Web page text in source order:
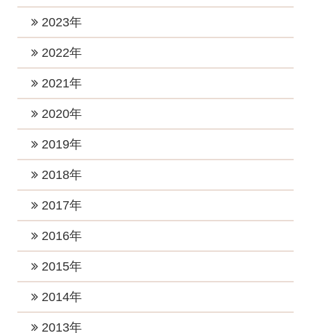
2026年5月 (1)
2026年4月 (1)
2026年3月 (1)
2026年2月 (1)
2025年9月 (1)
2025年8月 (1)
2025年6月 (2)
2025年5月 (1)
2025年2月 (2)
2025年1月 (2)
2024年12月 (2)
2024年10月 (1)
2024年9月 (2)
2024年8月 (1)
2024年6月 (3)
2024年4月 (2)
2024年3月 (2)
2024年2月 (1)
2023年
2023年12月 (1)
2023年8月 (2)
2023年7月 (2)
2023年5月 (1)
2023年4月 (2)
2023年2月 (2)
2023年1月 (5)
2022年
2022年12月 (1)
2022年10月 (1)
2022年8月 (1)
2022年7月 (4)
2022年6月 (1)
2022年4月 (1)
2022年3月 (1)
2022年2月 (2)
2022年1月 (2)
2021年
2021年11月 (4)
2021年8月 (2)
2021年7月 (1)
2021年6月 (4)
2021年5月 (1)
2021年2月 (2)
2021年1月 (3)
2020年
2020年12月 (2)
2020年10月 (2)
2020年8月 (3)
2020年7月 (2)
2020年5月 (2)
2020年3月 (4)
2019年
2019年12月 (2)
2019年10月 (3)
2019年7月 (3)
2019年5月 (1)
2019年4月 (2)
2018年
2018年12月 (2)
2018年10月 (1)
2018年8月 (3)
2018年7月 (1)
2018年6月 (2)
2017年
2017年12月 (3)
2017年10月 (4)
2017年9月 (4)
2017年8月 (3)
2016年
2016年12月 (4)
2016年10月 (4)
2015年
2015年12月 (2)
2014年
2014年12月 (2)
2013年